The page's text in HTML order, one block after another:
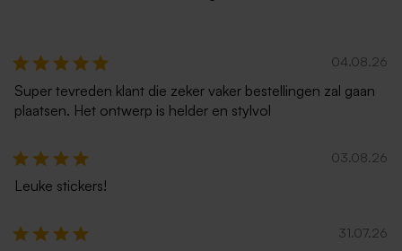
04.08.26
Super tevreden klant die zeker vaker bestellingen zal gaan
plaatsen. Het ontwerp is helder en stylvol
03.08.26
Leuke stickers!
31.07.26